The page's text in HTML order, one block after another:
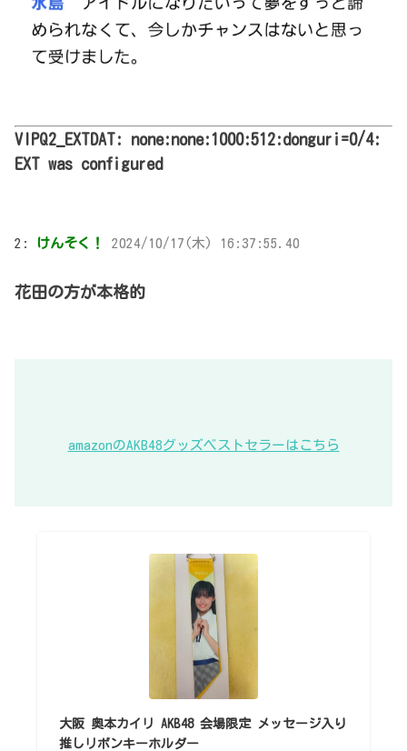
VIPQ2_EXTDAT: none:none:1000:512:donguri=0/4:
EXT was configured
2: けんそく！ 2024/10/17(木) 16:37:55.40
花田の方が本格的
amazonのAKB48グッズベストセラーはこちら
大阪 奥本カイリ AKB48 会場限定 メッセージ入り
推しリボンキーホルダー